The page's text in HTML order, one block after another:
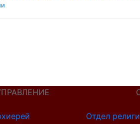
Отдел